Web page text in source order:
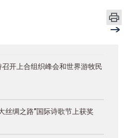
开上合组织峰会和世界游牧民
丝绸之路”国际诗歌节上获奖